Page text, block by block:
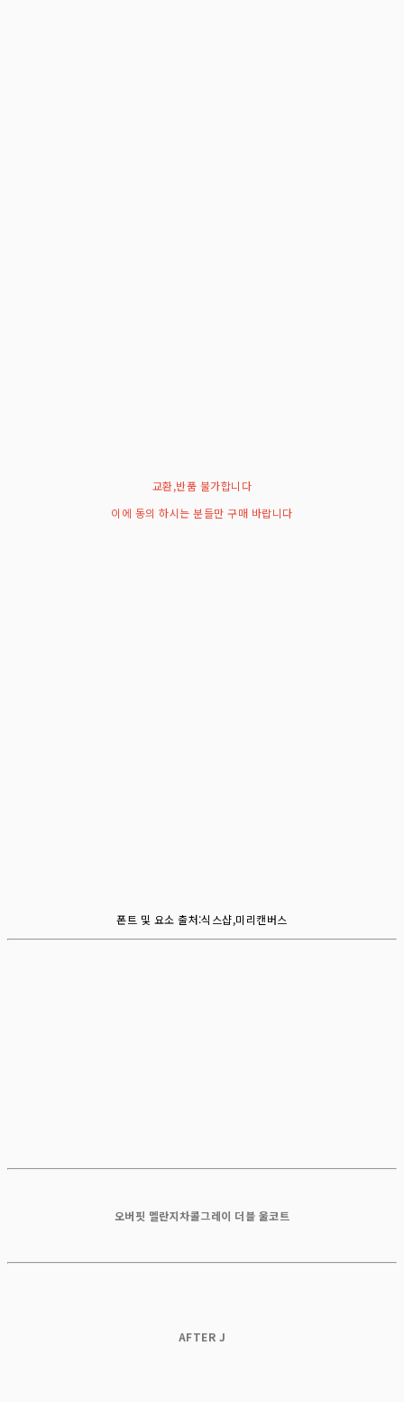
교환,반품 불가합니다
이에 동의 하시는 분들만 구매 바랍니다
폰트 및 요소 출처:식스샵,미리캔버스
오버핏 멜란지차콜그레이 더블 울코트
AFTER J